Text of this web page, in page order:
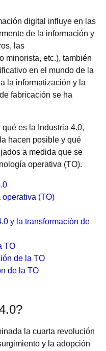
digital influye en las
de la información y
las
minorista, etc.), también
en el mundo de la
la informatización y la
fabricación se ha
es la Industria 4.0,
hacen posible y qué
a medida que se
operativa (TO).
(TO)
y la transformación de
TO
de la TO
de la TO
la cuarta revolución
y la adopción